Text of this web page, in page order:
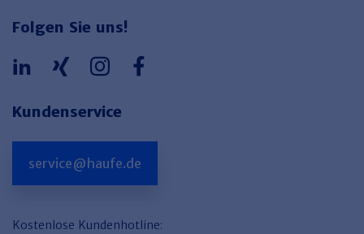
Folgen Sie uns!
Kundenservice
service@haufe.de
Kostenlose Kundenhotline: